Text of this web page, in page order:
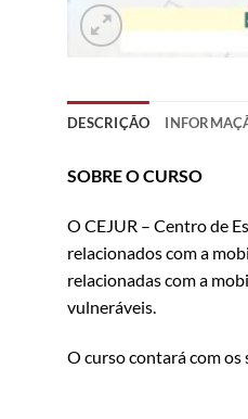
DESCRIÇÃO
SOBRE O CURSO
O CEJUR – Centro de
relacionados com a
relacionadas com a
vulneráveis.
O curso contará com